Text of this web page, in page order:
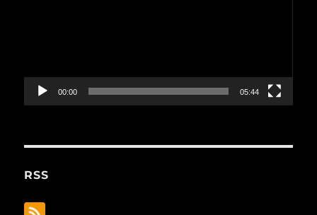
ー
00:00 05:44
RSS